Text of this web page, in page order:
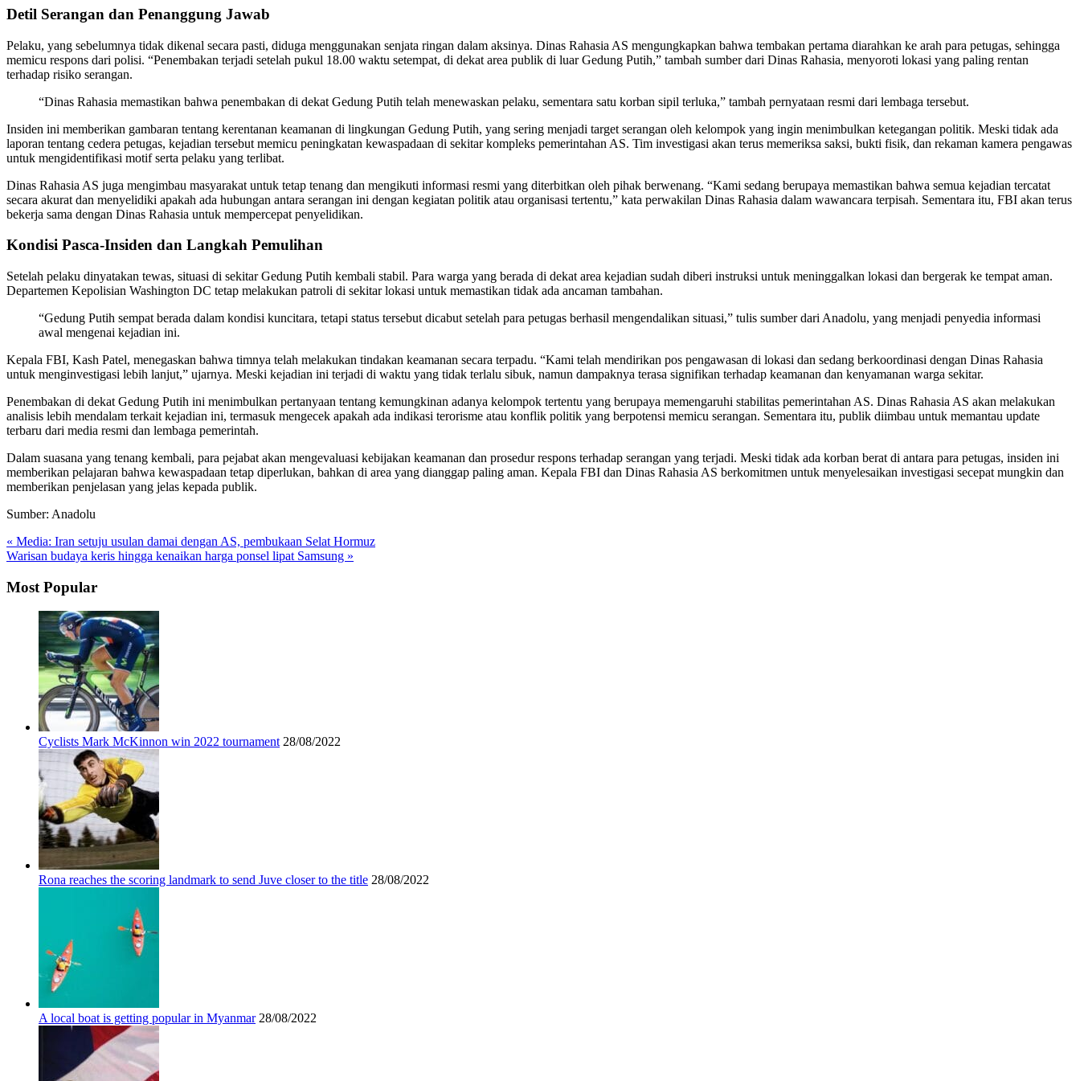
Detil Serangan dan Penanggung Jawab
Pelaku, yang sebelumnya tidak dikenal secara pasti, diduga menggunakan senjata ringan dalam aksinya. Dinas Rahasia AS mengungkapkan bahwa tembakan pertama diarahkan ke arah para petugas, sehingga
memicu respons dari polisi. “Penembakan terjadi setelah pukul 18.00 waktu setempat, di dekat area publik di luar Gedung Putih,” tambah sumber dari Dinas Rahasia, menyoroti lokasi yang paling rentan
terhadap risiko serangan.
“Dinas Rahasia memastikan bahwa penembakan di dekat Gedung Putih telah menewaskan pelaku, sementara satu korban sipil terluka,” tambah pernyataan resmi dari lembaga tersebut.
Insiden ini memberikan gambaran tentang kerentanan keamanan di lingkungan Gedung Putih, yang sering menjadi target serangan oleh kelompok yang ingin menimbulkan ketegangan politik. Meski tidak ada
laporan tentang cedera petugas, kejadian tersebut memicu peningkatan kewaspadaan di sekitar kompleks pemerintahan AS. Tim investigasi akan terus memeriksa saksi, bukti fisik, dan rekaman kamera pengawas
untuk mengidentifikasi motif serta pelaku yang terlibat.
Dinas Rahasia AS juga mengimbau masyarakat untuk tetap tenang dan mengikuti informasi resmi yang diterbitkan oleh pihak berwenang. “Kami sedang berupaya memastikan bahwa semua kejadian tercatat
secara akurat dan menyelidiki apakah ada hubungan antara serangan ini dengan kegiatan politik atau organisasi tertentu,” kata perwakilan Dinas Rahasia dalam wawancara terpisah. Sementara itu, FBI akan terus
bekerja sama dengan Dinas Rahasia untuk mempercepat penyelidikan.
Kondisi Pasca-Insiden dan Langkah Pemulihan
Setelah pelaku dinyatakan tewas, situasi di sekitar Gedung Putih kembali stabil. Para warga yang berada di dekat area kejadian sudah diberi instruksi untuk meninggalkan lokasi dan bergerak ke tempat aman.
Departemen Kepolisian Washington DC tetap melakukan patroli di sekitar lokasi untuk memastikan tidak ada ancaman tambahan.
“Gedung Putih sempat berada dalam kondisi kuncitara, tetapi status tersebut dicabut setelah para petugas berhasil mengendalikan situasi,” tulis sumber dari Anadolu, yang menjadi penyedia informasi
awal mengenai kejadian ini.
Kepala FBI, Kash Patel, menegaskan bahwa timnya telah melakukan tindakan keamanan secara terpadu. “Kami telah mendirikan pos pengawasan di lokasi dan sedang berkoordinasi dengan Dinas Rahasia
untuk menginvestigasi lebih lanjut,” ujarnya. Meski kejadian ini terjadi di waktu yang tidak terlalu sibuk, namun dampaknya terasa signifikan terhadap keamanan dan kenyamanan warga sekitar.
Penembakan di dekat Gedung Putih ini menimbulkan pertanyaan tentang kemungkinan adanya kelompok tertentu yang berupaya memengaruhi stabilitas pemerintahan AS. Dinas Rahasia AS akan melakukan
analisis lebih mendalam terkait kejadian ini, termasuk mengecek apakah ada indikasi terorisme atau konflik politik yang berpotensi memicu serangan. Sementara itu, publik diimbau untuk memantau update
terbaru dari media resmi dan lembaga pemerintah.
Dalam suasana yang tenang kembali, para pejabat akan mengevaluasi kebijakan keamanan dan prosedur respons terhadap serangan yang terjadi. Meski tidak ada korban berat di antara para petugas, insiden ini
memberikan pelajaran bahwa kewaspadaan tetap diperlukan, bahkan di area yang dianggap paling aman. Kepala FBI dan Dinas Rahasia AS berkomitmen untuk menyelesaikan investigasi secepat mungkin dan
memberikan penjelasan yang jelas kepada publik.
Sumber: Anadolu
« Media: Iran setuju usulan damai dengan AS, pembukaan Selat Hormuz
Warisan budaya keris hingga kenaikan harga ponsel lipat Samsung »
Most Popular
Cyclists Mark McKinnon win 2022 tournament 28/08/2022
Rona reaches the scoring landmark to send Juve closer to the title 28/08/2022
A local boat is getting popular in Myanmar 28/08/2022